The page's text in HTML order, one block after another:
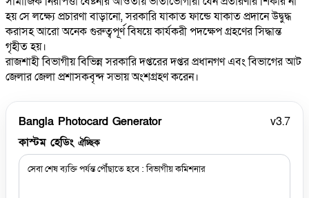
হয় সে লক্ষ্যে প্রচারণা বাড়ানো, সরকারি যাকাত ফান্ডে যাকাত প্রদানে উদ্বুদ্ধ
করাসহ আরো অনেক গুরুত্বপূর্ণ বিষয়ে কার্যকরী পদক্ষেপ গ্রহণের সিদ্ধান্ত
গৃহীত হয়।
রাজশাহী বিভাগীয় বিভিন্ন সরকারি দপ্তরের দপ্তর প্রধানগণ এবং বিভাগের আট
জেলার জেলা প্রশাসকবৃন্দ সভায় অংশগ্রহণ করেন।
Bangla Photocard Generator
v3.7
কাস্টম হেডিং ঐচ্ছিক